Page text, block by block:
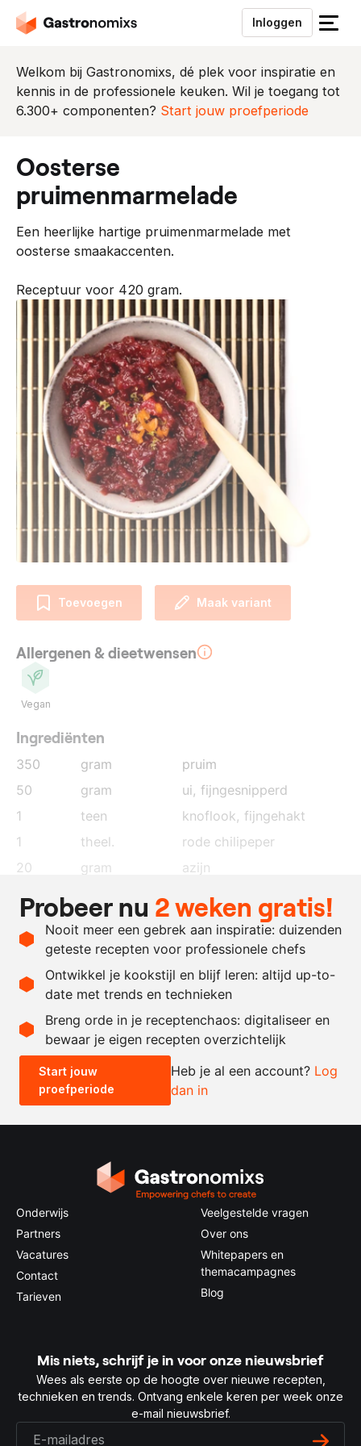
Inloggen
S
u
i
Welkom bij Gastronomixs, dé plek voor inspiratie en
kennis in de professionele keuken. Wil je toegang tot
6.300+ componenten? Start jouw proefperiode
oosterse
pruimenmarmelade
Een heerlijke hartige pruimenmarmelade met
oosterse smaakaccenten.
Receptuur voor 420 gram.
Toevoegen Maak variant
Allergenen & dieetwensen
Vegan
Ingrediënten
350 gram
pruim
50
gram ui, fijngesnipperd
1
teen knoflook, fijngehakt
1
theel.
rode chilipeper
20
gram
azijn
0.5
theel.
gemberpoeder
naar
olijfolie
Recept omrekenen
- +
0.5x 1x 2x
Probeer nu 2 weken gratis!
Nooit meer een gebrek aan inspiratie: duizenden
geteste recepten voor professionele chefs
Ontwikkel je kookstijl en blijf leren: altijd up-to-
date met trends en technieken
Breng orde in je receptenchaos: digitaliseer en
bewaar je eigen recepten overzichtelijk
Start jouw
proefperiode
Heb je al een account? Log
dan in
Onderwijs
Partners
Vacatures
Contact
Tarieven
Veelgestelde vragen
Over ons
Whitepapers en
themacampagnes
Blog
Mis niets, schrijf je in voor onze nieuwsbrief
Wees als eerste op de hoogte over nieuwe recepten,
technieken en trends. Ontvang enkele keren per week onze
e-mail nieuwsbrief.